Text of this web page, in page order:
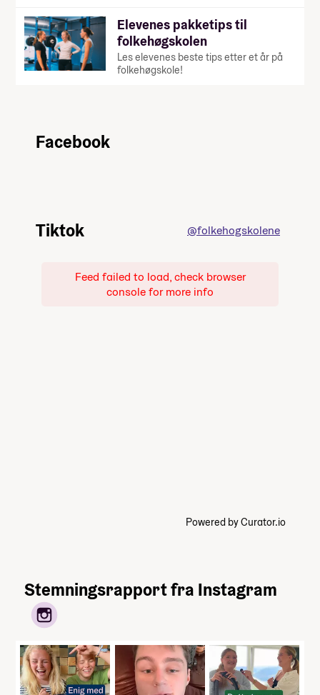
Elevenes pakketips til
folkehøgskolen
Les elevenes beste tips etter et år på
folkehøgskole!
Facebook
Tiktok @folkehogskolene
Feed failed to load, check browser
console for more info
Powered by Curator.io
Stemningsrapport fra Instagram